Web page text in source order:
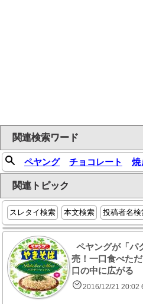
関連検索ワード
ペヤング チョコレート 焼
関連トピック
スレタイ検索 本文検索 投稿者名検
ペヤングが「パ
売！一口食べた
口の中に広がる
2016/12/21 20:02